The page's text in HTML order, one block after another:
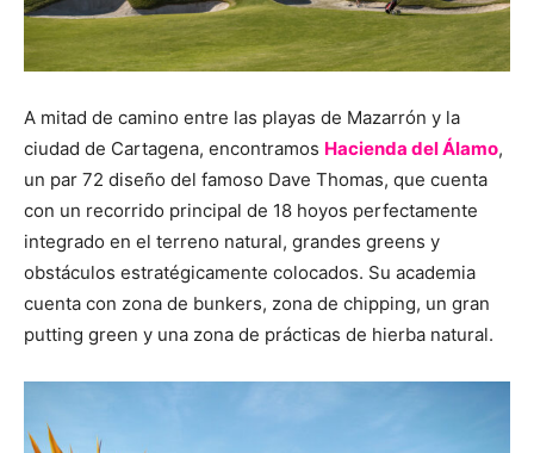
A mitad de camino entre las playas de Mazarrón y la
ciudad de Cartagena, encontramos Hacienda del Álamo,
un par 72 diseño del famoso Dave Thomas, que cuenta
con un recorrido principal de 18 hoyos perfectamente
integrado en el terreno natural, grandes greens y
obstáculos estratégicamente colocados. Su academia
cuenta con zona de bunkers, zona de chipping, un gran
putting green y una zona de prácticas de hierba natural.